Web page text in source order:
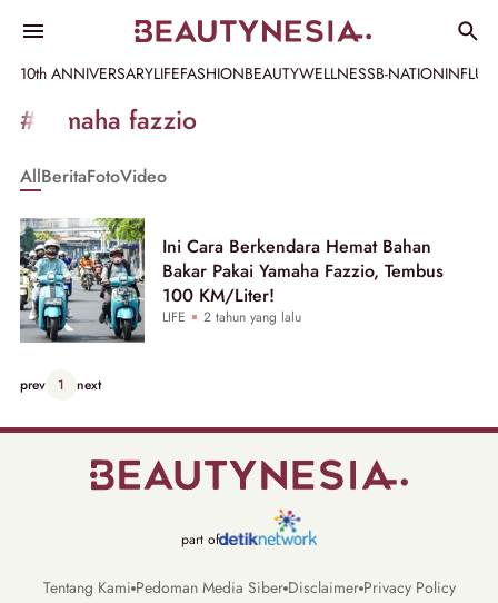
10th ANNIVERSARYLIFEFASHIONBEAUTYWELLNESSB-NATION
Informasi
[GET_DATA_TITLE]
Beautynesia
#yamaha fazzio
AllBeritaFotoVideo
Ini Cara Berkendara Hemat Bahan
Bakar Pakai Yamaha Fazzio, Tembus
100 KM/Liter!
LIFE 2 tahun yang lalu
prev 1 next
part of
Tentang Kami Pedoman Media Siber Disclaimer Privacy Policy